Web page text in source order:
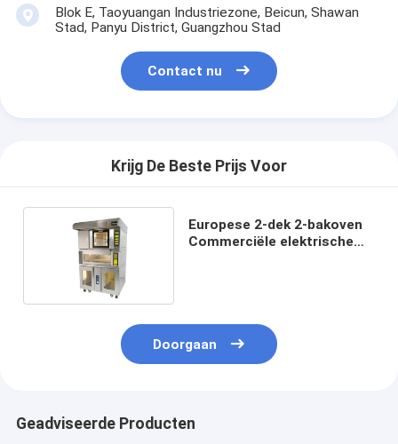
Blok E, Taoyuangan Industriezone, Beicun, Shawan
Stad, Panyu District, Guangzhou Stad
Contact nu
Krijg De Beste Prijs Voor
Europese 2-dek 2-bakoven
Commerciële elektrische
Doorgaan
Geadviseerde Producten